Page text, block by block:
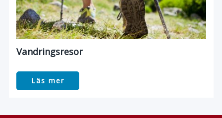
Vandringsresor
Läs mer